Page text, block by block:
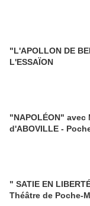
"L'APOLLON DE
L'ESSAÏON
"NAPOLÉON" avec
" SATIE EN
Théâtre de Poche-